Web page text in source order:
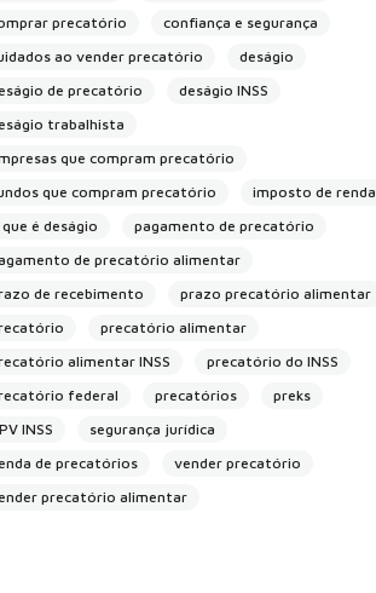
precatório
confiança e segurança
ao vender precatório
deságio
de precatório
deságio INSS
trabalhista
que compram precatório
que compram precatório
imposto de renda
é deságio
pagamento de precatório
de precatório alimentar
de recebimento
prazo precatório alimentar
precatório alimentar
alimentar INSS
precatório do INSS
federal
precatórios
preks
INSS
segurança jurídica
de precatórios
vender precatório
precatório alimentar